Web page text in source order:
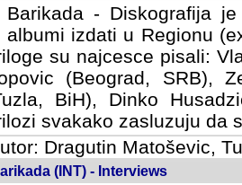
Barikada - Diskografija
albumi izdati u Regionu
su najcesce pisali:
(Beograd, SRB),
BiH), Dinko
svakako zasluzuju da
Dragutin Matoševic,
(INT) - Interviews